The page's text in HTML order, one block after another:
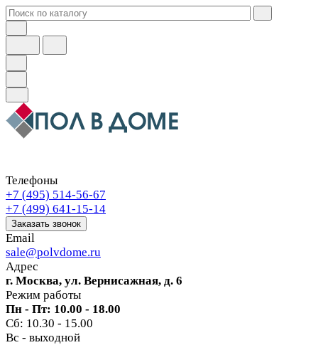
Телефоны
+7 (495) 514-56-67
+7 (499) 641-15-14
Заказать звонок
Email
sale@polvdome.ru
Адрес
г. Москва, ул. Вернисажная, д. 6
Режим работы
Пн - Пт: 10.00 - 18.00
Сб: 10.30 - 15.00
Вс - выходной